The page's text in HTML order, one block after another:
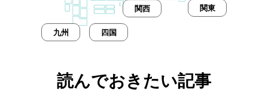
関東
関西
四国
九州
読んでおきたい記事